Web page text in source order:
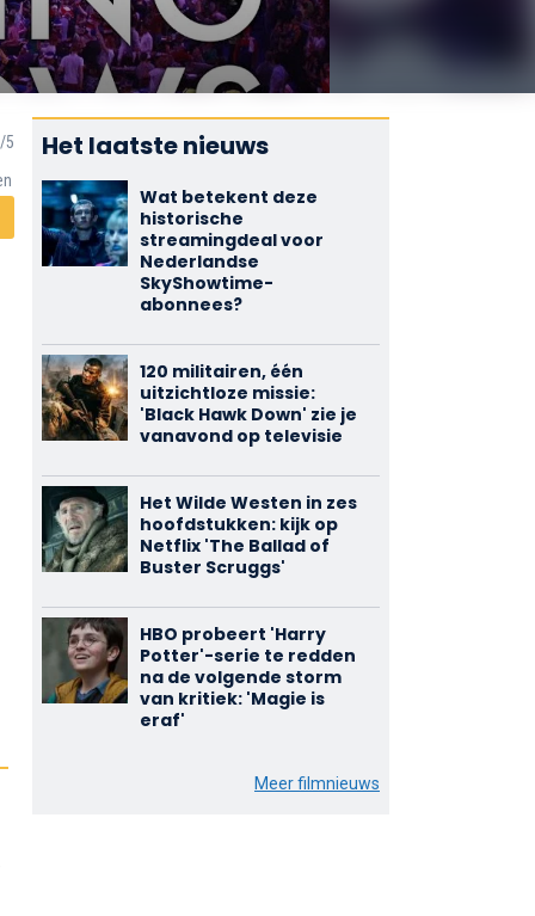
Het laatste nieuws
Wat betekent deze
historische
streamingdeal voor
Nederlandse
SkyShowtime-
abonnees?
120 militairen, één
uitzichtloze missie:
'Black Hawk Down' zie je
vanavond op televisie
Het Wilde Westen in zes
hoofdstukken: kijk op
Netflix 'The Ballad of
Buster Scruggs'
HBO probeert 'Harry
Potter'-serie te redden
na de volgende storm
van kritiek: 'Magie is
eraf'
Meer filmnieuws